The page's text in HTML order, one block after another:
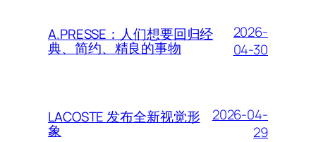
A.PRESSE：人们想要回归经
典、简约、精良的事物
2026-
04-30
LACOSTE 发布全新视觉形
象
2026-04-
29